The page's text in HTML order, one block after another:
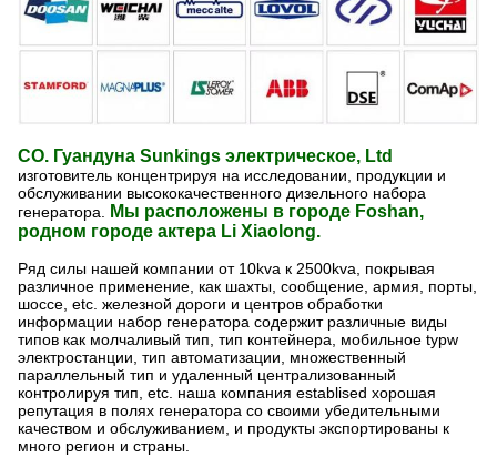
CO. Гуандуна Sunkings электрическое, Ltd
изготовитель концентрируя на исследовании, продукции и
обслуживании высококачественного дизельного набора
генератора.
Мы расположены в городе Foshan,
родном городе актера Li Xiaolong.
Ряд силы нашей компании от 10kva к 2500kva, покрывая
различное применение, как шахты, сообщение, армия, порты,
шоссе, etc. железной дороги и центров обработки
информации набор генератора содержит различные виды
типов как молчаливый тип, тип контейнера, мобильное typw
электростанции, тип автоматизации, множественный
параллельный тип и удаленный централизованный
контролируя тип, etc. наша компания establised хорошая
репутация в полях генератора со своими убедительными
качеством и обслуживанием, и продукты экспортированы к
много регион и страны.